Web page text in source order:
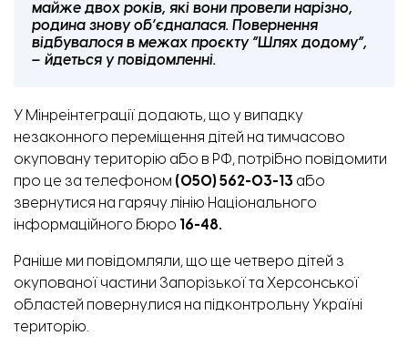
майже двох років, які вони провели нарізно,
родина знову об’єдналася. Повернення
відбувалося в межах проєкту “Шлях додому”,
– йдеться у повідомленні.
У Мінреінтеграції додають, що у випадку
незаконного переміщення дітей на тимчасово
окуповану територію або в РФ, потрібно повідомити
про це за телефоном (050) 562-03-13 або
звернутися на гарячу лінію Національного
інформаційного бюро 16-48.
Раніше ми повідомляли, що ще четверо дітей з
окупованої частини Запорізької та Херсонської
областей повернулися на підконтрольну Україні
територію.